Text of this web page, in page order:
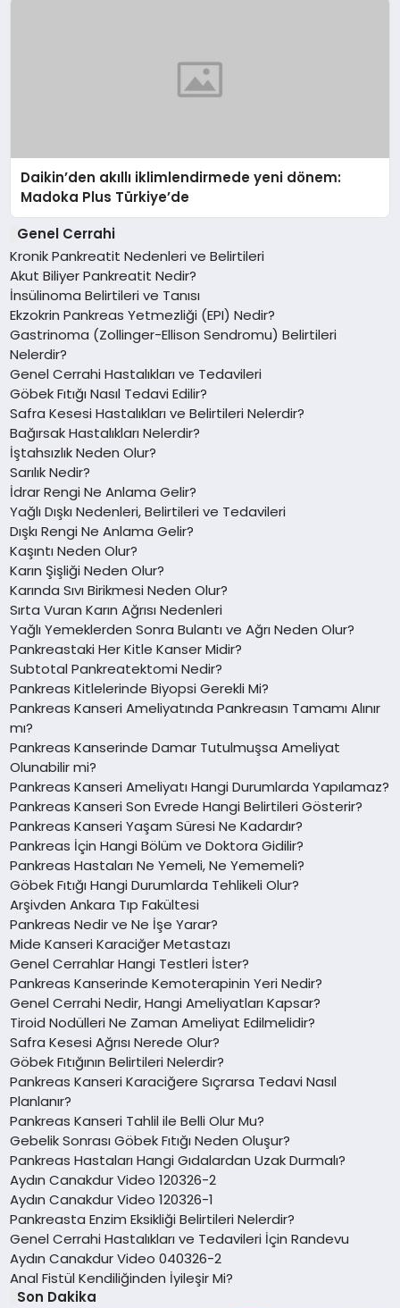
Daikin’den akıllı iklimlendirmede yeni dönem:
Madoka Plus Türkiye’de
Genel Cerrahi
Kronik Pankreatit Nedenleri ve Belirtileri
Akut Biliyer Pankreatit Nedir?
İnsülinoma Belirtileri ve Tanısı
Ekzokrin Pankreas Yetmezliği (EPI) Nedir?
Gastrinoma (Zollinger-Ellison Sendromu) Belirtileri
Nelerdir?
Genel Cerrahi Hastalıkları ve Tedavileri
Göbek Fıtığı Nasıl Tedavi Edilir?
Safra Kesesi Hastalıkları ve Belirtileri Nelerdir?
Bağırsak Hastalıkları Nelerdir?
İştahsızlık Neden Olur?
Sarılık Nedir?
İdrar Rengi Ne Anlama Gelir?
Yağlı Dışkı Nedenleri, Belirtileri ve Tedavileri
Dışkı Rengi Ne Anlama Gelir?
Kaşıntı Neden Olur?
Karın Şişliği Neden Olur?
Karında Sıvı Birikmesi Neden Olur?
Sırta Vuran Karın Ağrısı Nedenleri
Yağlı Yemeklerden Sonra Bulantı ve Ağrı Neden Olur?
Pankreastaki Her Kitle Kanser Midir?
Subtotal Pankreatektomi Nedir?
Pankreas Kitlelerinde Biyopsi Gerekli Mi?
Pankreas Kanseri Ameliyatında Pankreasın Tamamı Alınır
mı?
Pankreas Kanserinde Damar Tutulmuşsa Ameliyat
Olunabilir mi?
Pankreas Kanseri Ameliyatı Hangi Durumlarda Yapılamaz?
Pankreas Kanseri Son Evrede Hangi Belirtileri Gösterir?
Pankreas Kanseri Yaşam Süresi Ne Kadardır?
Pankreas İçin Hangi Bölüm ve Doktora Gidilir?
Pankreas Hastaları Ne Yemeli, Ne Yememeli?
Göbek Fıtığı Hangi Durumlarda Tehlikeli Olur?
Arşivden Ankara Tıp Fakültesi
Pankreas Nedir ve Ne İşe Yarar?
Mide Kanseri Karaciğer Metastazı
Genel Cerrahlar Hangi Testleri İster?
Pankreas Kanserinde Kemoterapinin Yeri Nedir?
Genel Cerrahi Nedir, Hangi Ameliyatları Kapsar?
Tiroid Nodülleri Ne Zaman Ameliyat Edilmelidir?
Safra Kesesi Ağrısı Nerede Olur?
Göbek Fıtığının Belirtileri Nelerdir?
Pankreas Kanseri Karaciğere Sıçrarsa Tedavi Nasıl
Planlanır?
Pankreas Kanseri Tahlil ile Belli Olur Mu?
Gebelik Sonrası Göbek Fıtığı Neden Oluşur?
Pankreas Hastaları Hangi Gıdalardan Uzak Durmalı?
Aydın Canakdur Video 120326-2
Aydın Canakdur Video 120326-1
Pankreasta Enzim Eksikliği Belirtileri Nelerdir?
Genel Cerrahi Hastalıkları ve Tedavileri İçin Randevu
Aydın Canakdur Video 040326-2
Anal Fistül Kendiliğinden İyileşir Mi?
Son Dakika